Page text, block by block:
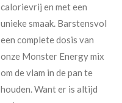
calorievrij en met een
unieke smaak. Barstensvol
een complete dosis van
onze Monster Energy mix
om de vlam in de pan te
houden. Want er is altijd